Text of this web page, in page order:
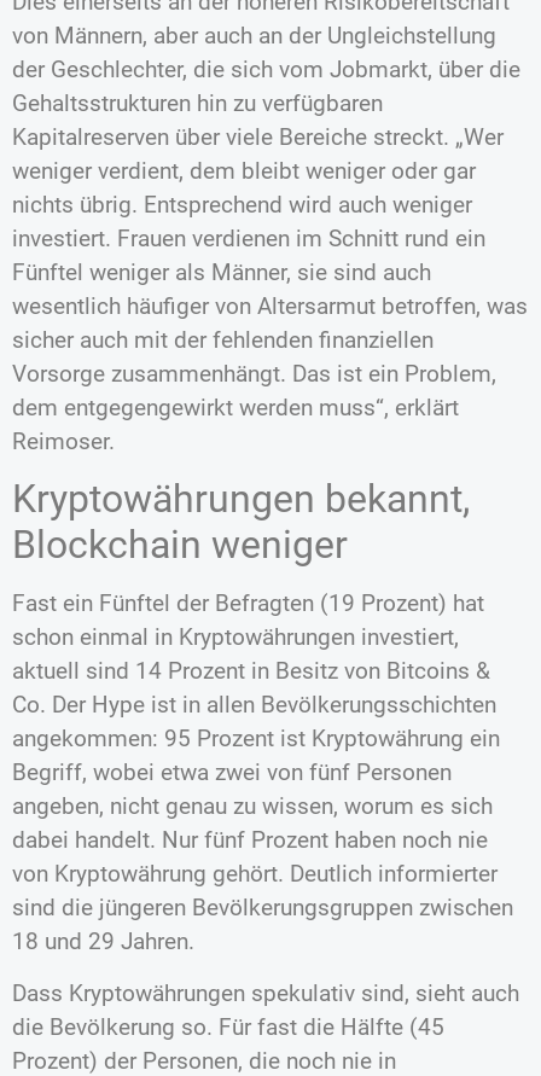
von Männern, aber auch an der Ungleichstellung
der Geschlechter, die sich vom Jobmarkt, über die
Gehaltsstrukturen hin zu verfügbaren
Kapitalreserven über viele Bereiche streckt. „Wer
weniger verdient, dem bleibt weniger oder gar
nichts übrig. Entsprechend wird auch weniger
investiert. Frauen verdienen im Schnitt rund ein
Fünftel weniger als Männer, sie sind auch
wesentlich häufiger von Altersarmut betroffen, was
sicher auch mit der fehlenden finanziellen
Vorsorge zusammenhängt. Das ist ein Problem,
dem entgegengewirkt werden muss“, erklärt
Reimoser.
Kryptowährungen bekannt,
Blockchain weniger
Fast ein Fünftel der Befragten (19 Prozent) hat
schon einmal in Kryptowährungen investiert,
aktuell sind 14 Prozent in Besitz von Bitcoins &
Co. Der Hype ist in allen Bevölkerungsschichten
angekommen: 95 Prozent ist Kryptowährung ein
Begriff, wobei etwa zwei von fünf Personen
angeben, nicht genau zu wissen, worum es sich
dabei handelt. Nur fünf Prozent haben noch nie
von Kryptowährung gehört. Deutlich informierter
sind die jüngeren Bevölkerungsgruppen zwischen
18 und 29 Jahren.
Dass Kryptowährungen spekulativ sind, sieht auch
die Bevölkerung so. Für fast die Hälfte (45
Prozent) der Personen, die noch nie in